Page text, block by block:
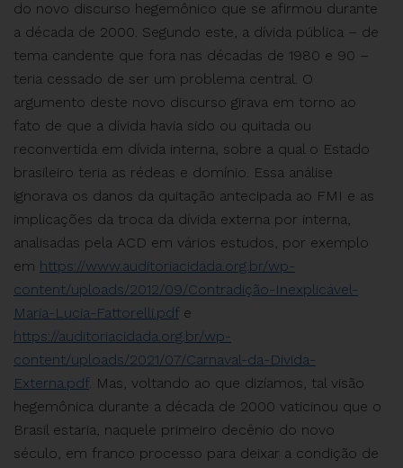
do novo discurso hegemônico que se afirmou durante
a década de 2000. Segundo este, a dívida pública – de
tema candente que fora nas décadas de 1980 e 90 –
teria cessado de ser um problema central. O
argumento deste novo discurso girava em torno ao
fato de que a dívida havia sido ou quitada ou
reconvertida em dívida interna, sobre a qual o Estado
brasileiro teria as rédeas e domínio. Essa análise
ignorava os danos da quitação antecipada ao FMI e as
implicações da troca da dívida externa por interna,
analisadas pela ACD em vários estudos, por exemplo
em https://www.auditoriacidada.org.br/wp-
content/uploads/2012/09/Contradição-Inexplicável-
Maria-Lucia-Fattorelli.pdfe
https://auditoriacidada.org.br/wp-
content/uploads/2021/07/Carnaval-da-Divida-
Externa.pdf. Mas, voltando ao que dizíamos, tal visão
hegemônica durante a década de 2000 vaticinou que o
Brasil estaria, naquele primeiro decênio do novo
século, em franco processo para deixar a condição de